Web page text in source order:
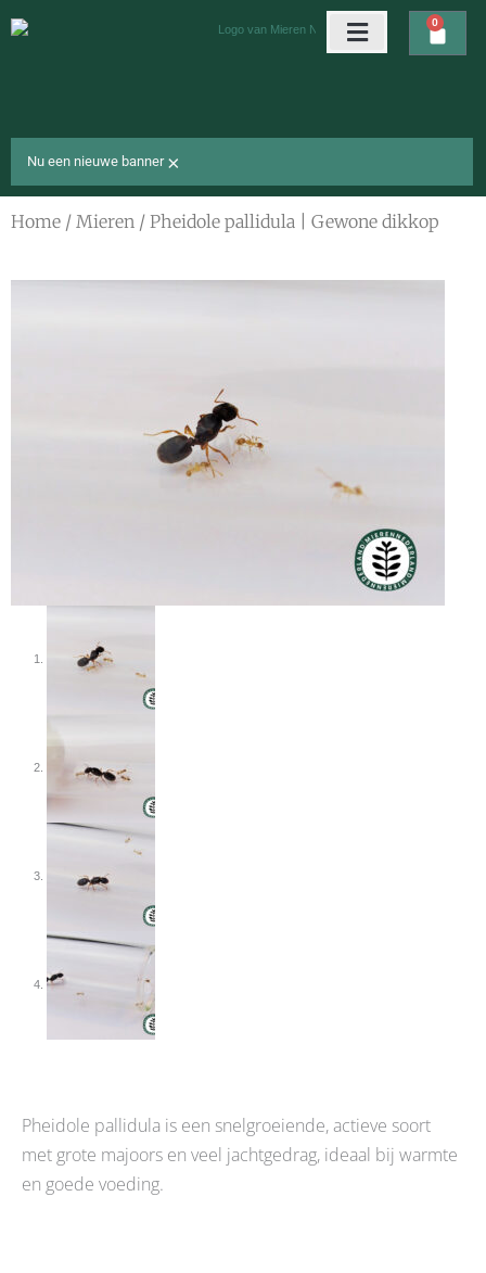
naar
0
Nu een nieuwe banner ×
Home / Mieren / Pheidole pallidula | Gewone dikkop
Pheidole pallidula is een snelgroeiende, actieve soort
met grote majoors en veel jachtgedrag, ideaal bij warmte
en goede voeding.